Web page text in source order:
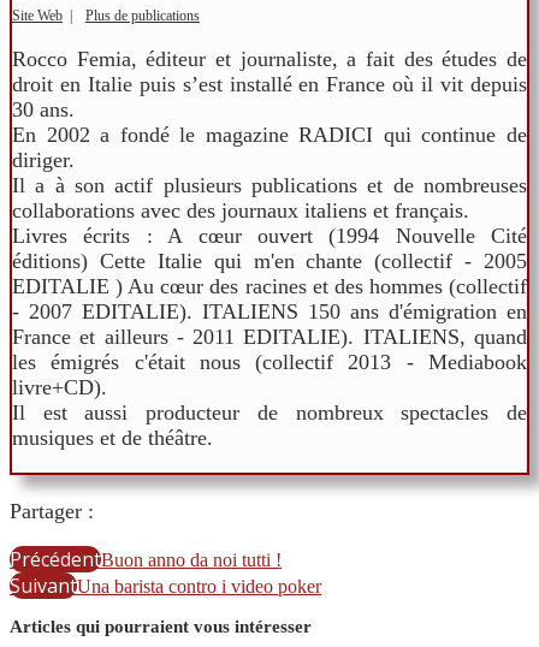
Site Web Plus de publications
Rocco Femia, éditeur et journaliste, a fait des études de
droit en Italie puis s’est installé en France où il vit depuis
30 ans.
En 2002 a fondé le magazine RADICI qui continue de
diriger.
Il a à son actif plusieurs publications et de nombreuses
collaborations avec des journaux italiens et français.
Livres écrits : A cœur ouvert (1994 Nouvelle Cité
éditions) Cette Italie qui m'en chante (collectif - 2005
EDITALIE ) Au cœur des racines et des hommes (collectif
- 2007 EDITALIE). ITALIENS 150 ans d'émigration en
France et ailleurs - 2011 EDITALIE). ITALIENS, quand
les émigrés c'était nous (collectif 2013 - Mediabook
livre+CD).
Il est aussi producteur de nombreux spectacles de
musiques et de théâtre.
Partager :
PrécédentBuon anno da noi tutti !
SuivantUna barista contro i video poker
Articles qui pourraient vous intéresser